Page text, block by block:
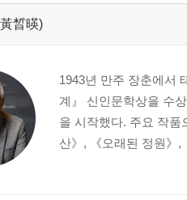
晳暎)
1943년 만주 장춘에서
계』 신인문학상을 수
을 시작했다. 주요 작품
산》, 《오래된 정원》,